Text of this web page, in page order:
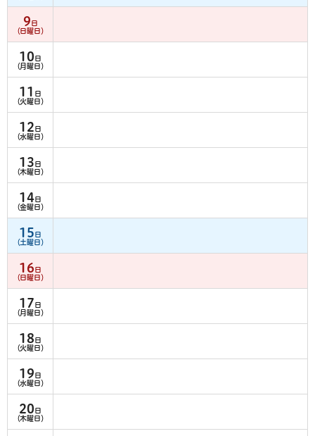
9 日
（日曜日）
10 日
（月曜日）
11 日
（火曜日）
12 日
（水曜日）
13 日
（木曜日）
14日
（金曜日）
15 日
（土曜日）
16 日
（日曜日）
17 日
（月曜日）
18 日
（火曜日）
19 日
（水曜日）
20 日
（木曜日）